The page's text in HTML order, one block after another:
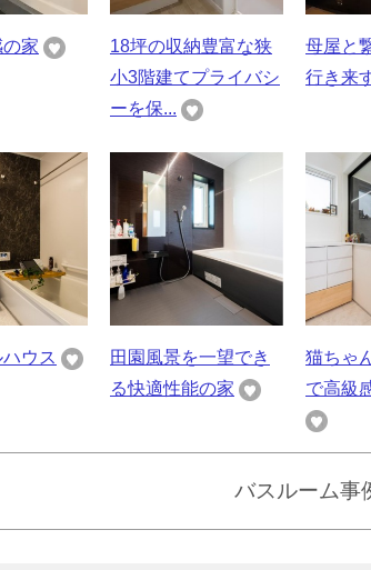
家
18坪の収納豊富な狭
小3階建てプライバシ
ーを保...
母屋と
行き来
ウス
田園風景を一望でき
る快適性能の家
猫ちゃ
で高級
バスルーム事